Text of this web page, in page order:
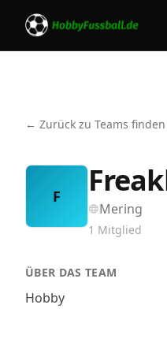
← Zurück zu Teams finden
F
Mering
1 Mitglied
ÜBER DAS TEAM
Hobby